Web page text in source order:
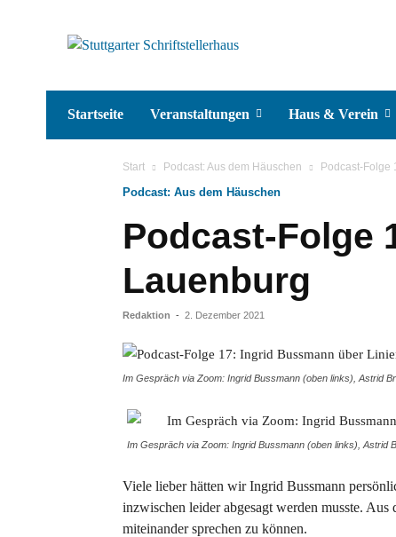
Startseite Veranstaltungen Haus & Verein
Start Podcast: Aus dem Häuschen Podcast-Folge
Podcast: Aus dem Häuschen
Podcast-Folge
Lauenburg
Redaktion - 2. Dezember 2021
Im Gespräch via Zoom: Ingrid Bussmann (oben links), Astrid
Im Gespräch via Zoom: Ingrid Bussmann (oben links), Astrid
Viele lieber hätten wir Ingrid Bussmann
inzwischen leider abgesagt werden musste.
miteinander sprechen zu können.